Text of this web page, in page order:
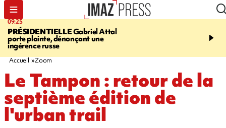
09:25
PRÉSIDENTIELLEGabriel Attal
porte plainte, dénonçant une
ingérence russe
11:43
accident après le virage
Accueil Zoom
Le Tampon : retour de la
septième édition de
l'urban trail